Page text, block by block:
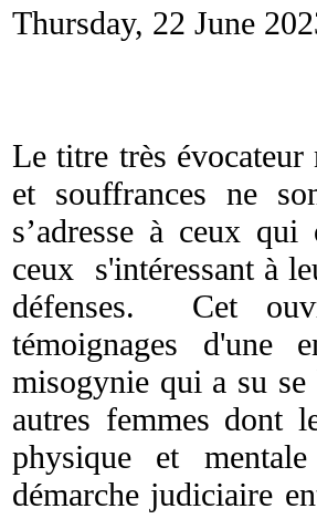
Thursday, 22 June
Le titre très évocateur
et souffrances ne
s’adresse à ceux
ceux s'intéressant à
défenses. Cet
témoignages d'une
misogynie qui a su
autres femmes dont
physique et
démarche judiciaire